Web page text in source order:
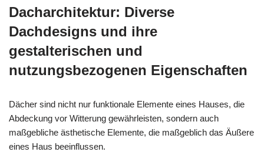
Dacharchitektur: Diverse
Dachdesigns und ihre
gestalterischen und
nutzungsbezogenen Eigenschaften
Dächer sind nicht nur funktionale Elemente eines Hauses, die
Abdeckung vor Witterung gewährleisten, sondern auch
maßgebliche ästhetische Elemente, die maßgeblich das Äußere
eines Haus beeinflussen.